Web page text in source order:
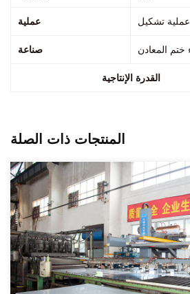
عملية عملية تشكيل
صناعة ختم المعادن
القدرة الإنتاجية
المنتجات ذات الصلة